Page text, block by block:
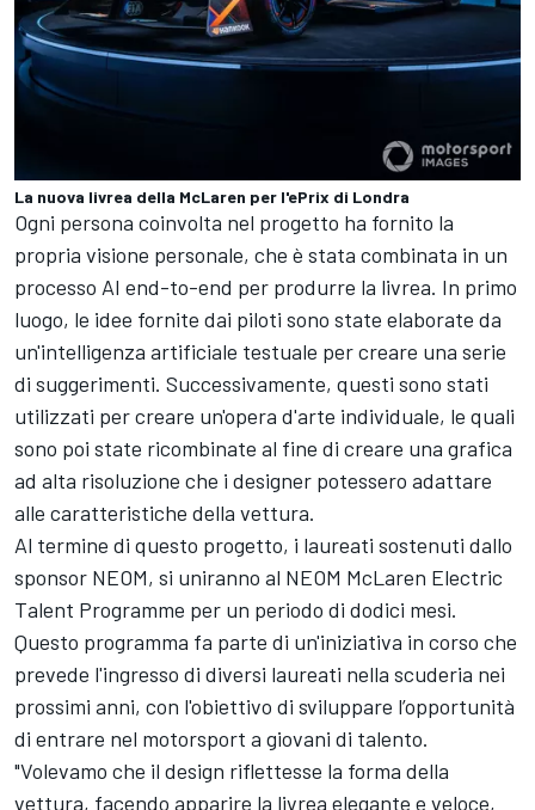
La nuova livrea della McLaren per l'ePrix di Londra
Ogni persona coinvolta nel progetto ha fornito la
propria visione personale, che è stata combinata in un
processo AI end-to-end per produrre la livrea. In primo
luogo, le idee fornite dai piloti sono state elaborate da
un'intelligenza artificiale testuale per creare una serie
di suggerimenti. Successivamente, questi sono stati
utilizzati per creare un'opera d'arte individuale, le quali
sono poi state ricombinate al fine di creare una grafica
ad alta risoluzione che i designer potessero adattare
alle caratteristiche della vettura.
Al termine di questo progetto, i laureati sostenuti dallo
sponsor NEOM, si uniranno al NEOM McLaren Electric
Talent Programme per un periodo di dodici mesi.
Questo programma fa parte di un'iniziativa in corso che
prevede l'ingresso di diversi laureati nella scuderia nei
prossimi anni, con l'obiettivo di sviluppare l’opportunità
di entrare nel motorsport a giovani di talento.
"Volevamo che il design riflettesse la forma della
vettura, facendo apparire la livrea elegante e veloce,